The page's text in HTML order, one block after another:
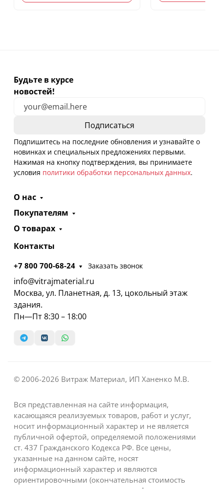
Будьте в курсе
новостей!
Подпишитесь на последние обновления и узнавайте о
новинках и специальных предложениях первыми.
Нажимая на кнопку подтверждения, вы принимаете
условия политики обработки персональных данных.
О нас
Покупателям
О товарах
Контакты
+7 800 700-68-24 Заказать звонок
info@vitrajmaterial.ru
Москва, ул. Планетная, д. 13, цокольный этаж
здания.
Пн—Пт 8:30 – 18:00
© 2006-2026 Витраж Материал, ИП Ханенко М.В.
Вся представленная на сайте информация,
касающаяся реализуемых товаров, работ и услуг,
носит информационный характер и не является
публичной офертой, определяемой положениями
ст. 437 Гражданского Кодекса РФ. Все цены,
указанные на данном сайте, носят
информационный характер и являются
ориентировочными (окончательная стоимость